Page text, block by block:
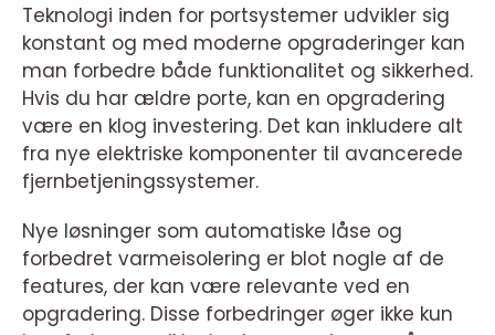
Teknologi inden for portsystemer udvikler sig
konstant og med moderne opgraderinger kan
man forbedre både funktionalitet og sikkerhed.
Hvis du har ældre porte, kan en opgradering
være en klog investering. Det kan inkludere alt
fra nye elektriske komponenter til avancerede
fjernbetjeningssystemer.
Nye løsninger som automatiske låse og
forbedret varmeisolering er blot nogle af de
features, der kan være relevante ved en
opgradering. Disse forbedringer øger ikke kun